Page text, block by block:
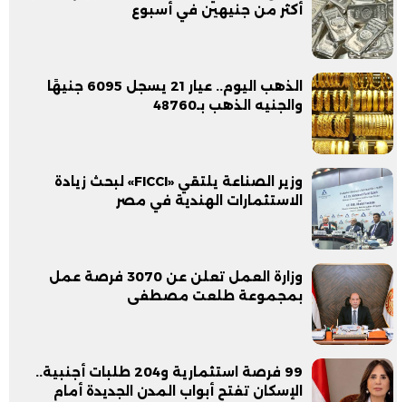
أكثر من جنيهين في أسبوع
الذهب اليوم.. عيار 21 يسجل 6095 جنيهًا
والجنيه الذهب بـ48760
وزير الصناعة يلتقي «FICCI» لبحث زيادة
الاستثمارات الهندية في مصر
وزارة العمل تعلن عن 3070 فرصة عمل
بمجموعة طلعت مصطفى
99 فرصة استثمارية و204 طلبات أجنبية..
الإسكان تفتح أبواب المدن الجديدة أمام